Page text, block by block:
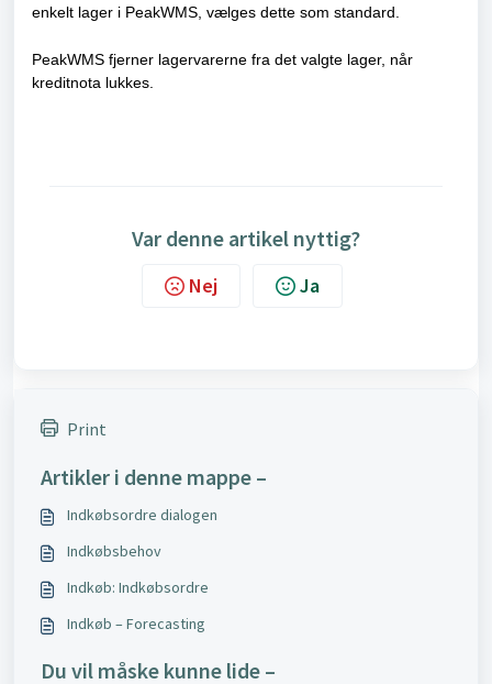
enkelt lager i PeakWMS, vælges dette som standard.
PeakWMS fjerner lagervarerne fra det valgte lager, når
kreditnota lukkes.
Var denne artikel nyttig?
Nej Ja
Print
Artikler i denne mappe –
Indkøbsordre dialogen
Indkøbsbehov
Indkøb: Indkøbsordre
Indkøb – Forecasting
Du vil måske kunne lide –